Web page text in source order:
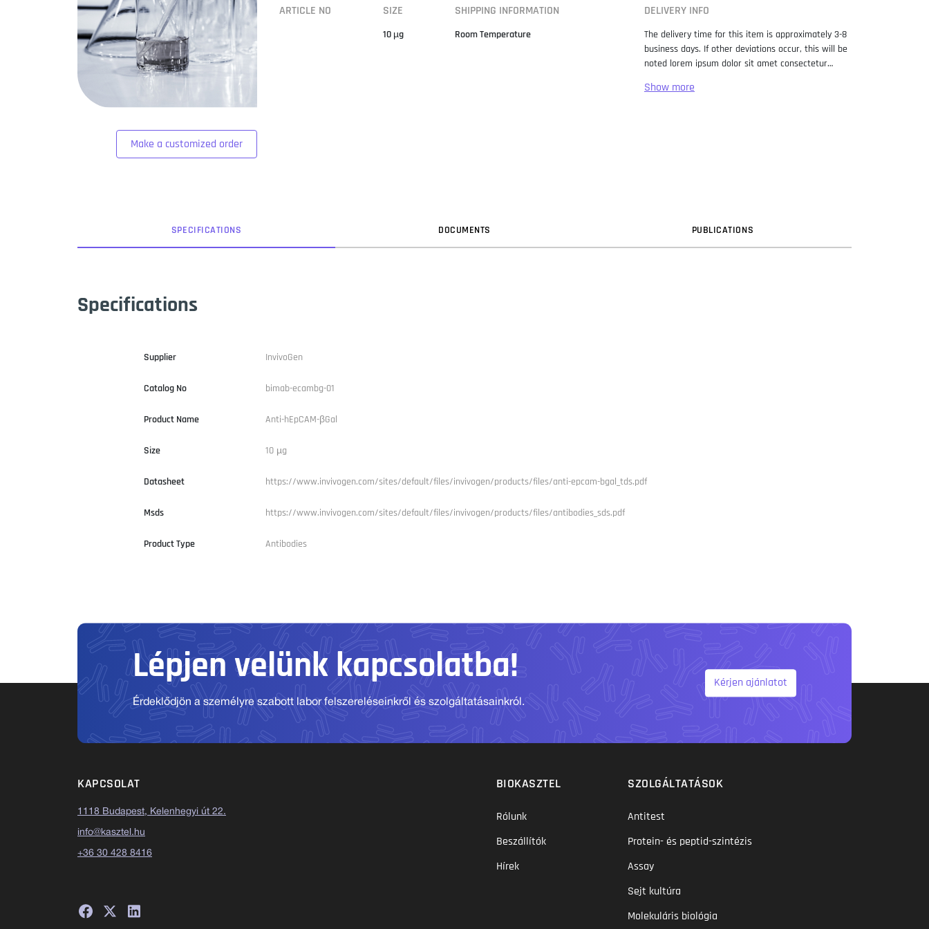
Make a customized order
ARTICLE NO SIZE
10 µg
SHIPPING INFORMATION
Room Temperature
DELIVERY INFO
The delivery time for this item is approximately 3-8
business days. If other deviations occur, this will be
noted lorem ipsum dolor sit amet consectetur
standard dummy text ever since the 1500s, when
SPECIFICATIONS DOCUMENTS PUBLICATIONS
Specifications
Supplier InvivoGen
Catalog No bimab-ecambg-01
Product Name Anti-hEpCAM-βGal
Size 10 µg
Datasheet https://www.invivogen.com/sites/default/files/invivogen/products/files/anti-epcam-bgal_tds.pdf
Msds https://www.invivogen.com/sites/default/files/invivogen/products/files/antibodies_sds.pdf
Product Type Antibodies
Lépjen velünk kapcsolatba!
Érdeklődjön a személyre szabott labor felszereléseinkről és szolgáltatásainkról.
Kérjen ajánlatot
KAPCSOLAT
1118 Budapest, Kelenhegyi út 22.
info@kasztel.hu
+36 30 428 8416
BIOKASZTEL
Rólunk
Beszállítók
Hírek
SZOLGÁLTATÁSOK
Antitest
Protein- és peptid-szintézis
Assay
Sejt kultúra
Molekuláris biológia